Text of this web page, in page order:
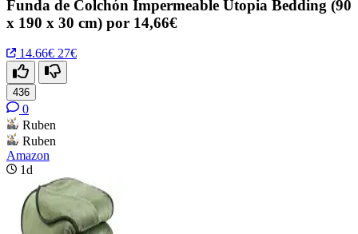
Funda de Colchón Impermeable Utopia Bedding (90
x 190 x 30 cm) por 14,66€
14.66€ 27€
436
0
Ruben
Ruben
Amazon
1d